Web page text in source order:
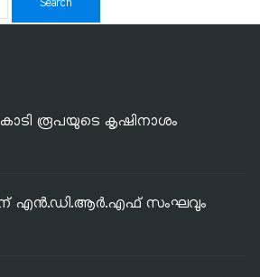
കോടി രൂപയുടെ കൃഷിനാശം
എൻ.ഡി.ആർ.എഫ് സംഘവും